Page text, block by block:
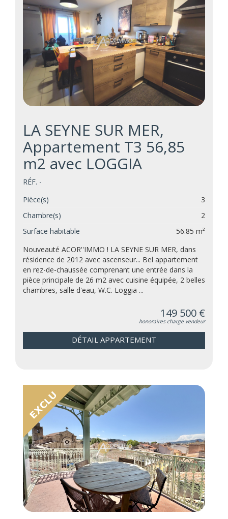
LA SEYNE SUR MER,
Appartement T3 56,85
m2 avec LOGGIA
RÉF. -
Pièce(s)
3
Chambre(s)
2
Surface habitable
56.85 m²
Nouveauté ACOR''IMMO ! LA SEYNE SUR MER, dans
résidence de 2012 avec ascenseur... Bel appartement
en rez-de-chaussée comprenant une entrée dans la
pièce principale de 26 m2 avec cuisine équipée, 2 belles
chambres, salle d'eau, W.C. Loggia ...
149 500 €
honoraires charge vendeur
DÉTAIL APPARTEMENT